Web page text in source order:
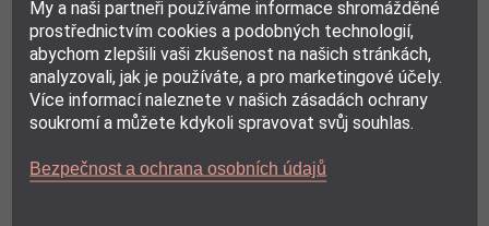
My a naši partneři používáme informace shromážděné
prostřednictvím cookies a podobných technologií,
abychom zlepšili vaši zkušenost na našich stránkách,
analyzovali, jak je používáte, a pro marketingové účely.
Více informací naleznete v našich zásadách ochrany
soukromí a můžete kdykoli spravovat svůj souhlas.
Bezpečnost a ochrana osobních údajů